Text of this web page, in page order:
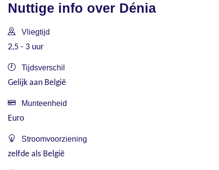
Nuttige info over Dénia
Vliegtijd
2,5 - 3 uur
Tijdsverschil
Gelijk aan België
Munteenheid
Euro
Stroomvoorziening
zelfde als België